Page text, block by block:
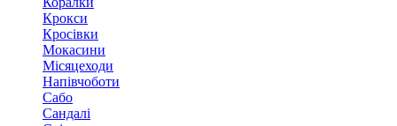
Крокси
Кросівки
Мокасини
Місяцеходи
Напівчоботи
Сабо
Сандалі